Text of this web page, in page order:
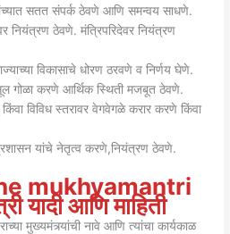
सतत संपर्क ठेवणे आणि समन्वय साधणे.
नियंत्रण ठेवणे. मंत्रिपरिदेवर नियंत्रण
विकासाचे धोरण ठरवणे व निर्णय घेणे.
गोळा करणे आर्थिक स्थिती मजबूत ठेवणे.
किंवा विविध स्तरावर वेगवेगळे करार करणे किंवा
प्रशासन यांचे नेतृत्व करणे,नियंत्रण ठेवणे.
mukhyamantri
यादी आणि माहिती
मुख्यमंत्र्यांची नावे आणि त्यांचा कार्यकाळ